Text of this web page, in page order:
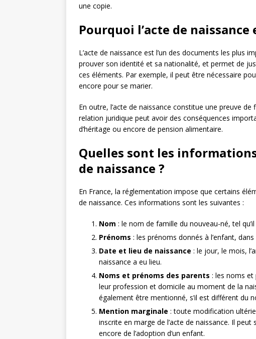
une copie.
Pourquoi l’acte de
L’acte de naissance est l’un des documents les plus
prouver son identité et sa nationalité, et permet de
ces éléments. Par exemple, il peut être nécessaire
encore pour se marier.
En outre, l’acte de naissance constitue une preuve
relation juridique peut avoir des conséquences
d’héritage ou encore de pension alimentaire.
Quelles sont les
de naissance ?
En France, la réglementation impose que certains
de naissance. Ces informations sont les suivantes :
Nom : le nom de famille du nouveau-né, tel
Prénoms : les prénoms donnés à l’enfant,
Date et lieu de naissance : le jour, le mois,
naissance a eu lieu.
Noms et prénoms des parents : les noms et
leur profession et domicile au moment de la
également être mentionné, s’il est différent du
Mention marginale : toute modification
inscrite en marge de l’acte de naissance. Il peut
encore de l’adoption d’un enfant.